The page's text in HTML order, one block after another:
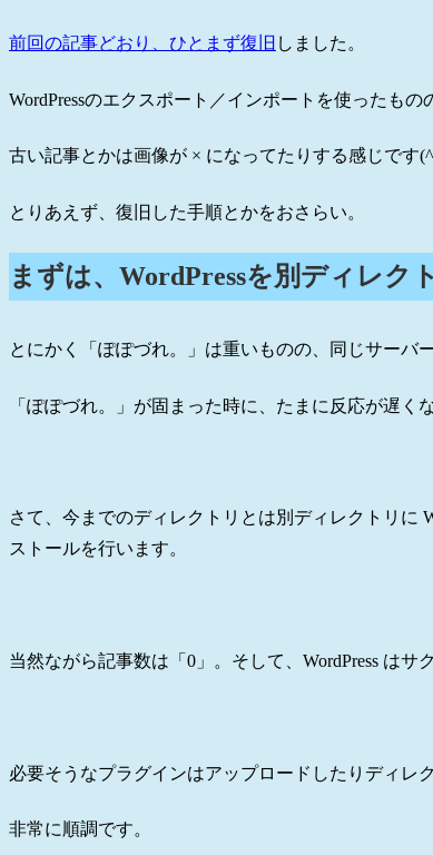
前回の記事どおり、ひとまず復旧 しました。
WordPressのエクスポート／インポートを使ったも
古い記事とかは画像が × になってたりする感じです
とりあえず、復旧した手順とかをおさらい。
まずは、WordPressを別ディレク
とにかく「ぽぽづれ。」は重いものの、同じサーバ
「ぽぽづれ。」が固まった時に、たまに反応が遅く
さて、今までのディレクトリとは別ディレクトリに
ストールを行います。
当然ながら記事数は「0」。そして、WordPress はサ
必要そうなプラグインはアップロードしたりディレ
非常に順調です。